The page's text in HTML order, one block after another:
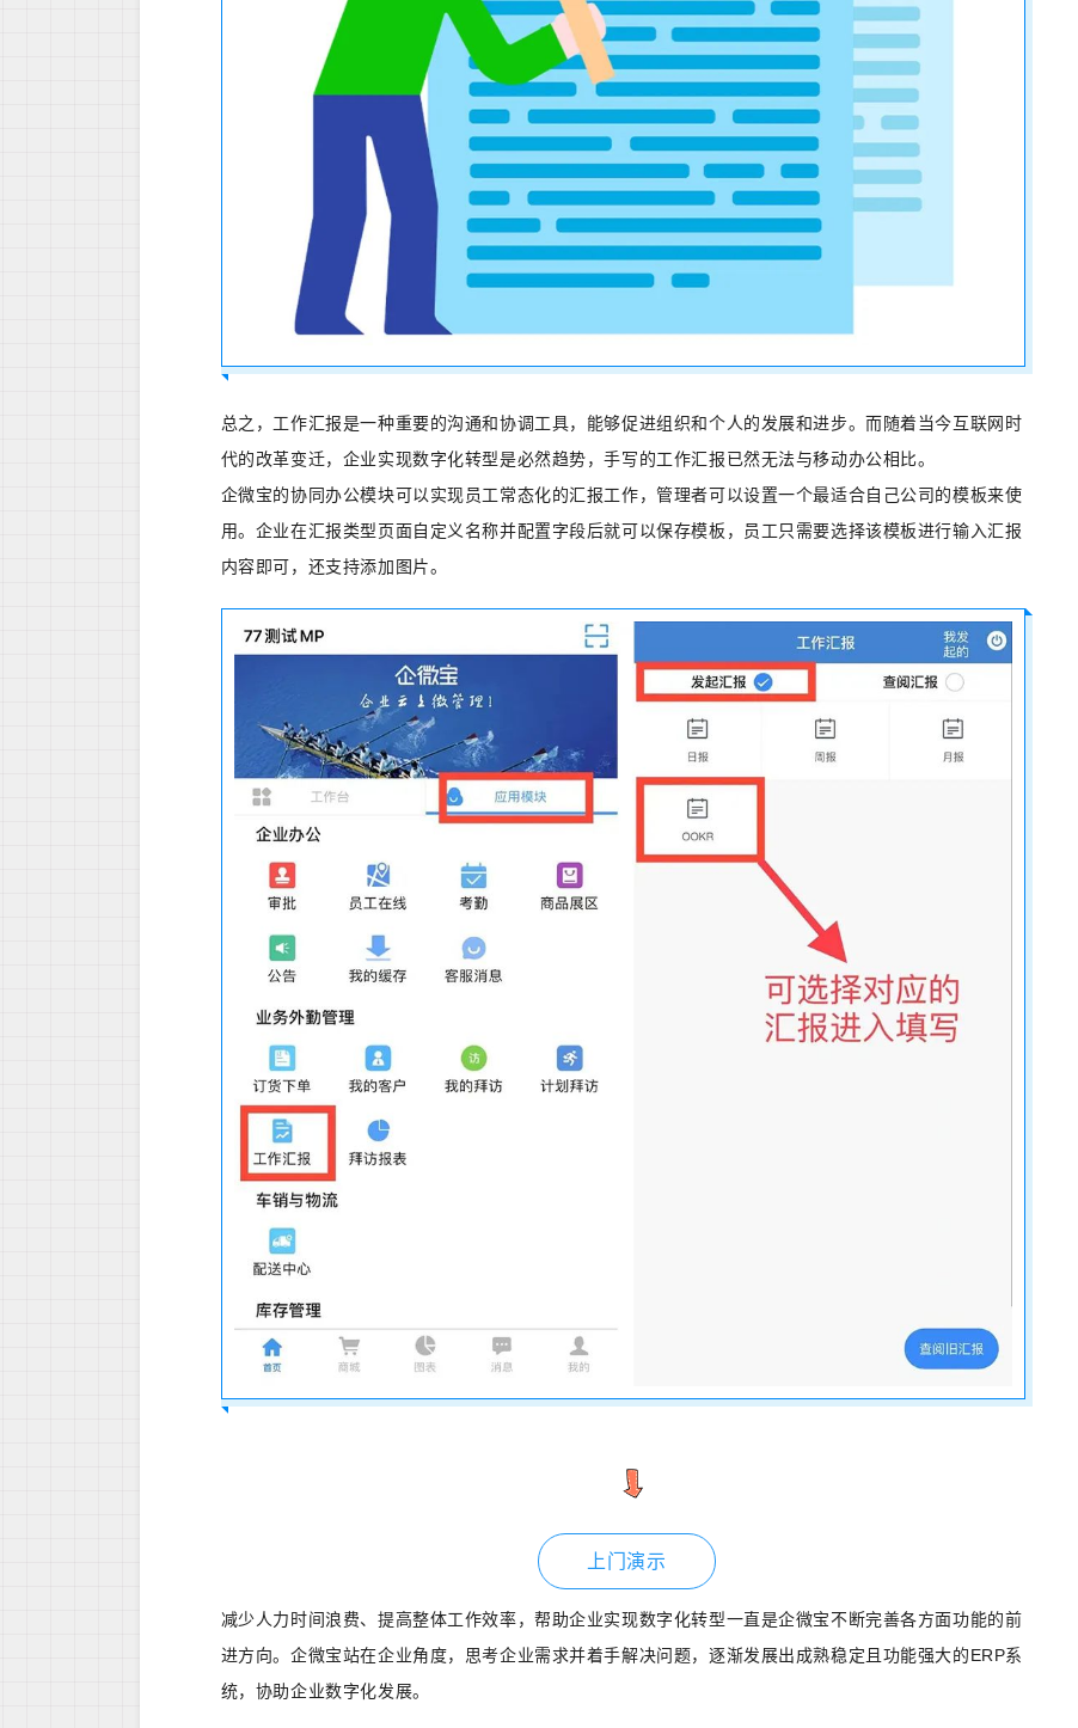
总之，工作汇报是一种重要的沟通和协调工具，能够促进组织和个人的发展和进步。而随着当今互联网时
代的改革变迁，企业实现数字化转型是必然趋势，手写的工作汇报已然无法与移动办公相比。
企微宝的协同办公模块可以实现员工常态化的汇报工作，管理者可以设置一个最适合自己公司的模板来使
用。 企业在汇报类型页面自定义名称并配置字段后就可以保存模板，员工只需要选择该模板进行输入汇报
内容即可，还支持添加图片。
上门演示
减少人力时间浪费、提高整体工作效率，帮助企业实现数字化转型一直是企微宝不断完善各方面功能的前
进方向。企微宝站在企业角度，思考企业需求并着手解决问题，逐渐发展出成熟稳定且功能强大的ERP系
统，协助企业数字化发展。